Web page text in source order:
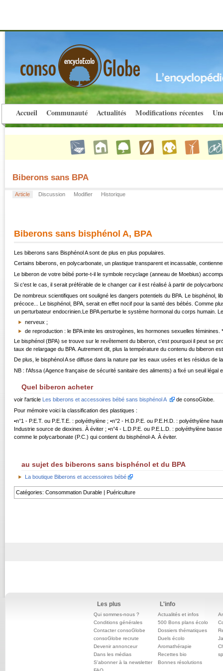
Accueil Communauté Actualités Modifications récentes
Biberons sans BPA
Article Discussion Modifier Historique
Biberons sans bisphénol A, BPA
Les biberons sans Bisphénol Asont de plus en plus populaires.
Certains biberons, en polycarbonate, un plastique transparent et incassable,
Le biberon de votre bébé porte-t-il le symbole recyclage (anneau de Moebius)
Si c'est le cas, il serait préférable de le changer car il est réalisé à partir de
De nombreux scientifiques ont souligné les dangers potentiels du BPA. Le
précoce... Le bisphénol, BPA, serait en effet nocif pour la santé des bébés. Comme
un perturbateur endocrinien.Le BPA perturbe le système hormonal du corps humain.
nerveux ;
de reproduction : le BPA imite les œstrogènes, les hormones sexuelles féminines.
Le bisphénol (BPA) se trouve sur le revêtement du biberon, c'est pourquoi il peut se
taux de relargage du BPA. Autrement dit, plus la température du contenu du biberon
De plus, le bisphénol A se diffuse dans la nature par les eaux usées et les résidus de
NB : l'Afssa (Agence française de sécurité sanitaire des aliments) a fixé un seuil
Quel biberon acheter
voir l'article Les biberons et accessoires bébé sans bisphénol A
de consoGlobe.
Pour mémoire voici la classification des plastiques :
•n°1 - P.E.T. ou P.E.T.E. : polyéthylène ; •n°2 - H.D.P.E. ou P.E.H.D. : polyéthylène
Industrie source de dioxines. À éviter ; •n°4 - L.D.P.E. ou P.E.L.D. : polyéthylène
comme le polycarbonate (P.C.) qui contient du bisphénol-A. À éviter.
au sujet des biberons sans bisphénol et du BPA
La boutique Biberons et accessoires bébé
Catégories:Consommation Durable Puériculture
Les plus
Qui sommes-nous ?
Conditions générales
Contacter consoGlobe
consoGlobe recrute
Devenir annonceur
Dans les médias
S'abonner à la newsletter
L'info
Actualités et infos
500 Bons plans écolo
Dossiers thématiques
Duels écolo
Aromathérapie
Recettes bio
Bonnes résolutions